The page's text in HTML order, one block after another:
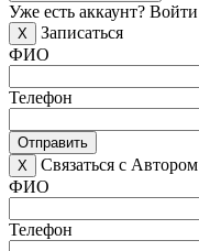
Уже есть аккаунт? Войти
X
Записаться
ФИО
Телефон
Отправить
X
Связаться с Автором
ФИО
Телефон